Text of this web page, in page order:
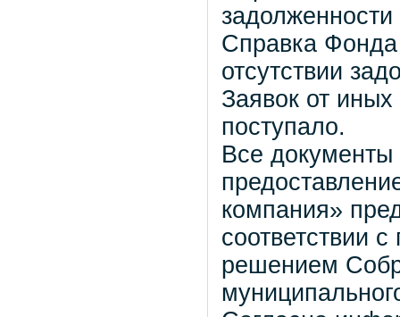
Справка
отсутствии
Заявок от иных
поступало.
Все документы
компания»
соответствии
решением